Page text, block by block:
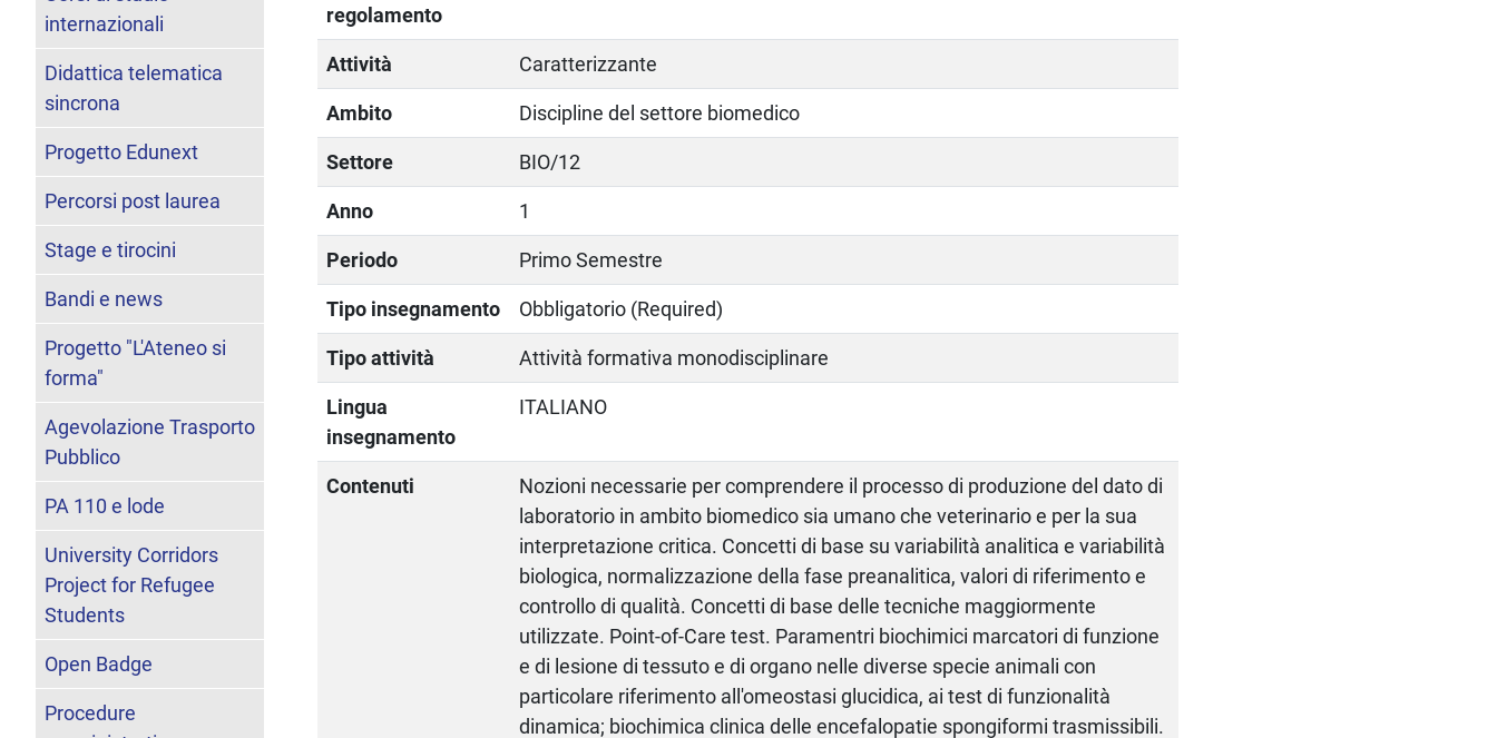
regolamento
Attività Caratterizzante
Ambito Discipline del settore biomedico
Settore BIO/12
Anno 1
Periodo Primo Semestre
Tipo insegnamento Obbligatorio (Required)
Tipo attività Attività formativa monodisciplinare
Lingua
insegnamento
ITALIANO
Contenuti
Nozioni necessarie per comprendere il processo di produzione del dato di
laboratorio in ambito biomedico sia umano che veterinario e per la sua
interpretazione critica. Concetti di base su variabilità analitica e variabilità
biologica, normalizzazione della fase preanalitica, valori di riferimento e
controllo di qualità. Concetti di base delle tecniche maggiormente
utilizzate. Point-of-Care test. Paramentri biochimici marcatori di funzione
e di lesione di tessuto e di organo nelle diverse specie animali con
particolare riferimento all'omeostasi glucidica, ai test di funzionalità
dinamica; biochimica clinica delle encefalopatie spongiformi trasmissibili.
internazionali
Didattica telematica
sincrona
Progetto Edunext
Percorsi post laurea
Stage e tirocini
Bandi e news
Progetto "L'Ateneo si
forma"
Agevolazione Trasporto
Pubblico
PA 110 e lode
University Corridors
Project for Refugee
Students
Open Badge
Procedure